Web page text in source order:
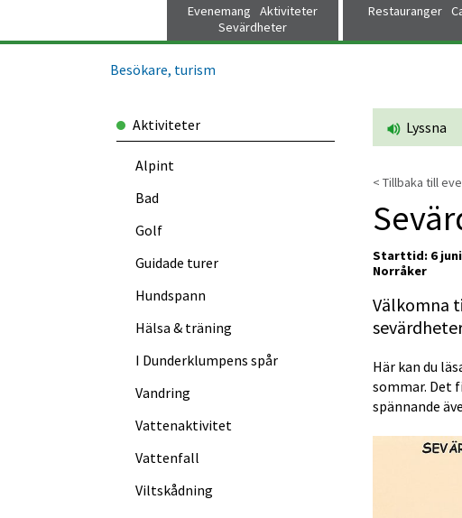
Evenemang
Aktiviteter
Sevärdheter
Restauranger
Besökare, turism
Lyssna
< Tillbaka till
Starttid: 6 juni
Norråker
Välkomna
Här kan du
sommar. Det
spännande
Aktiviteter
Alpint
Bad
Golf
Guidade turer
Hundspann
Hälsa & träning
I Dunder­klumpens spår
Vandring
Vattenaktivitet
Vattenfall
Viltskådning